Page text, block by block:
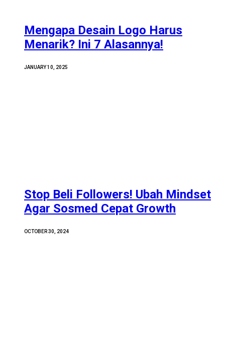
Mengapa Desain Logo Harus
Menarik? Ini 7 Alasannya!
JANUARY 10, 2025
Stop Beli Followers! Ubah Mindset
Agar Sosmed Cepat Growth
OCTOBER 30, 2024